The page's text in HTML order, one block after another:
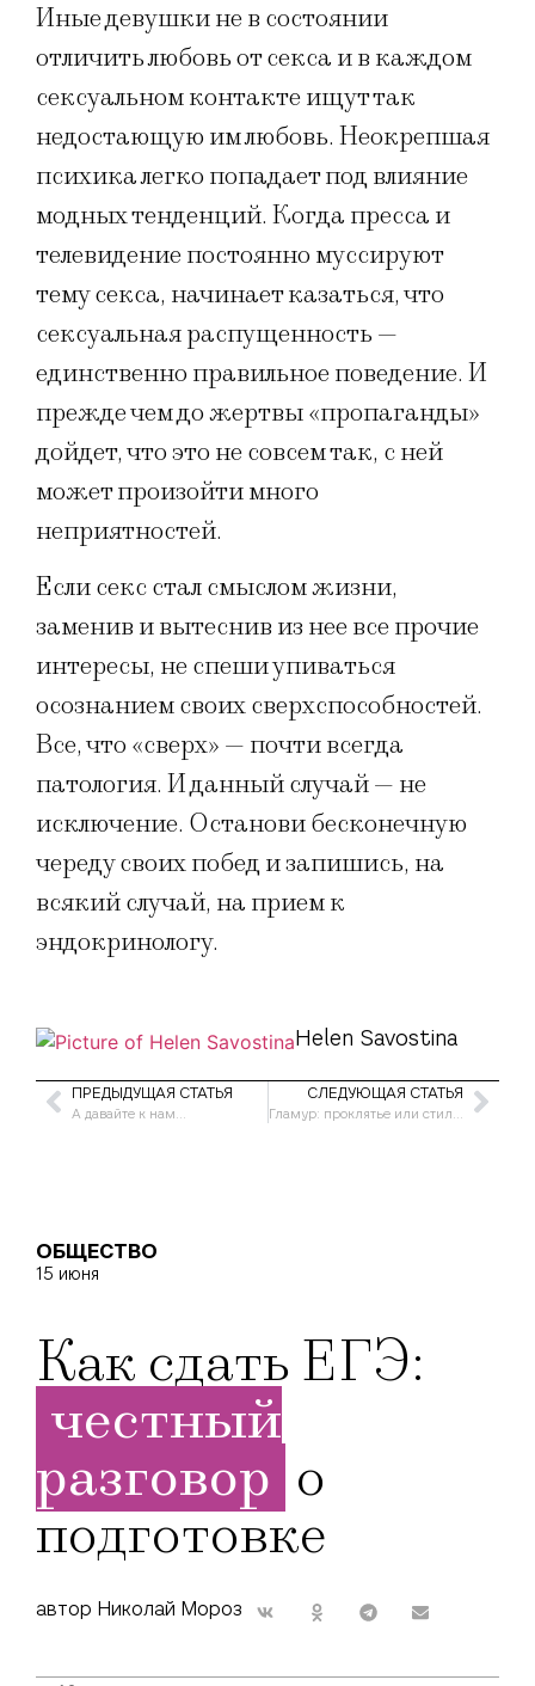
Иные девушки не в состоянии
отличить любовь от секса и в каждом
сексуальном контакте ищут так
недостающую им любовь. Неокрепшая
психика легко попадает под влияние
модных тенденций. Когда пресса и
телевидение постоянно муссируют
тему секса, начинает казаться, что
сексуальная распущенность —
единственно правильное поведение. И
прежде чем до жертвы «пропаганды»
дойдет, что это не совсем так, с ней
может произойти много
неприятностей.
Если секс стал смыслом жизни,
заменив и вытеснив из нее все прочие
интересы, не спеши упиваться
осознанием своих сверхспособностей.
Все, что «сверх» — почти всегда
патология. И данный случай — не
исключение. Останови бесконечную
череду своих побед и запишись, на
всякий случай, на прием к
эндокринологу.
Helen Savostina
ПРЕДЫДУЩАЯ СТАТЬЯ
А давайте к нам…
СЛЕДУЮЩАЯ СТАТЬЯ
ОБЩЕСТВО
15 июня
Как сдать ЕГЭ:
честный
разговор о
подготовке
автор Николай Мороз